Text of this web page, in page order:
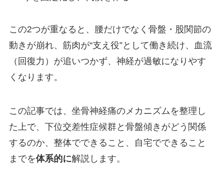
この2つが重なると、腰だけでなく骨盤・股関節の
動きが崩れ、筋肉が“支え役”として働き続け、血流
（回復力）が追いつかず、神経が過敏になりやす
くなります。
この記事では、坐骨神経痛のメカニズムを整理し
た上で、下位交差性症候群と骨盤傾きがどう関係
するのか、整体でできること、自宅でできること
までを体系的に解説します。